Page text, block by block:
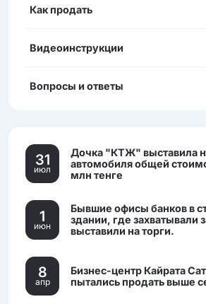
Как продать
Видеоинструкции
Вопросы и ответы
31
июл
Дочка "КТЖ" выставила
автомобиля общей
млн тенге
1
июн
Бывшие офисы банков в
здании, где захватывали
выставили на торги.
8
апр
Бизнес-центр Кайрата
пытались продать выше